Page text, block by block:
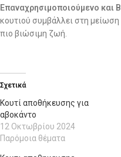
Επαναχρησιμοποιούμενο και
κουτιού συμβάλλει στη
πιο βιώσιμη ζωή.
Σχετικά
Κουτί αποθήκευσης για
αβοκάντο
12 Οκτωβρίου 2024
Παρόμοια θέματα